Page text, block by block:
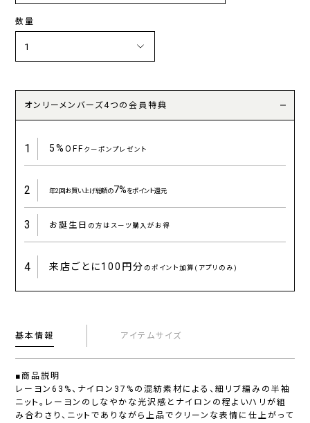
数量
オンリーメンバーズ4つの会員特典
1 5%OFFクーポンプレゼント
2 年2回お買い上げ総額の7%をポイント還元
3 お誕生日 の方はスーツ購入がお得
4 来店ごとに100円分 のポイント加算(アプリのみ)
基本情報 アイテムサイズ
■商品説明
レーヨン63%、ナイロン37%の混紡素材による、細リブ編みの半袖
ニット。レーヨンのしなやかな光沢感とナイロンの程よいハリが組
み合わさり、ニットでありながら上品でクリーンな表情に仕上がって